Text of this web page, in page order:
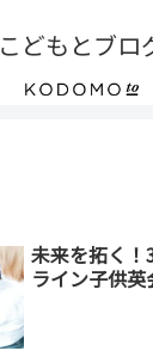
こどもとブロ
未来を拓く
ライン子供